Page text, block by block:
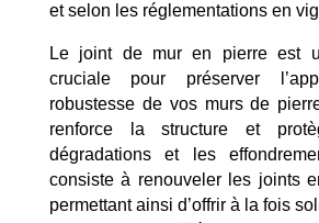
et selon les réglementations en
Le joint de mur en pierre est
cruciale pour préserver
robustesse de vos murs de
renforce la structure et
dégradations et les
consiste à renouveler les joints
permettant ainsi d’offrir à la fois